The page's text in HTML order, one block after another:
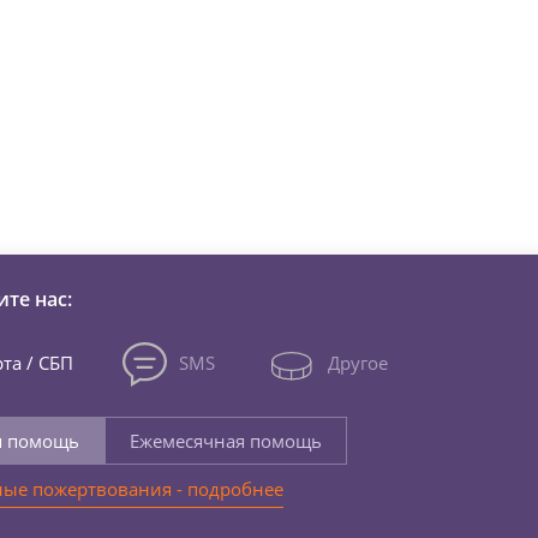
нас:
/ СБП SMS Другое
помощь
Ежемесячная помощь
пожертвования - подробнее